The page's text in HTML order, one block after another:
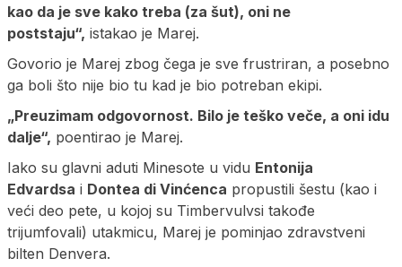
kao da je sve kako treba (za šut), oni ne
poststaju“, istakao je Marej.
Govorio je Marej zbog čega je sve frustriran, a posebno
ga boli što nije bio tu kad je bio potreban ekipi.
„Preuzimam odgovornost. Bilo je teško veče, a oni idu
dalje“, poentirao je Marej.
Iako su glavni aduti Minesote u vidu Entonija
Edvardsa i Dontea di Vinćenca propustili šestu (kao i
veći deo pete, u kojoj su Timbervulvsi takođe
trijumfovali) utakmicu, Marej je pominjao zdravstveni
bilten Denvera.